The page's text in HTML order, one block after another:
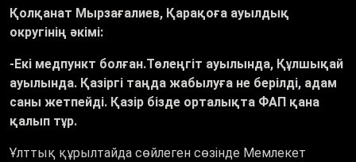
Қолқанат Мырзағалиев, Қарақоға ауылдық
округінің әкімі:
-Екі медпункт болған.Төлеңгіт ауылында, Құлшықай
ауылында. Қазіргі таңда жабылуға не берілді, адам
саны жетпейді. Қазір бізде орталықта ФАП қана
қалып тұр.
Ұлттық құрылтайда сөйлеген сөзінде Мемлекет